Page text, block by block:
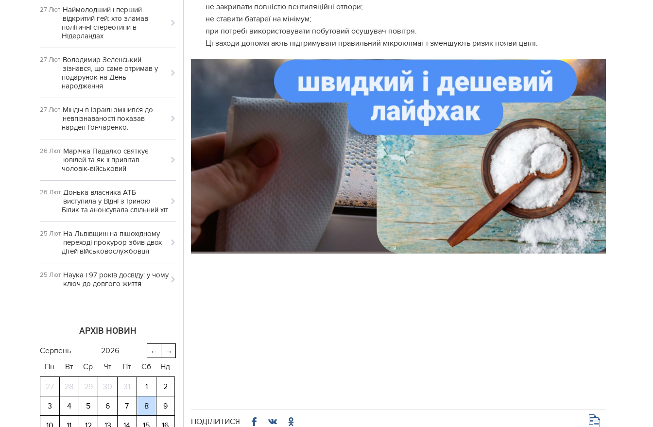
27 Лют Наймолодший і перший
відкритий гей: хто зламав
політичні стереотипи в
Нідерландах
27 Лют Володимир Зеленський
зізнався, що саме отримав у
подарунок на День
народження
27 Лют Міндіч в Ізраїлі змінився до
невпізнаваності показав
нардеп Гончаренко.
26 Лют Марічка Падалко святкує
ювілей та як її привітав
чоловік-військовий
26 Лют Донька власника АТБ
виступила у Відні з Іриною
Білик та анонсувала спільний хіт
25 Лют На Львівщині на пішохідному
переході прокурор збив двох
дітей військовослужбовця
25 Лют Наука і 97 років досвіду: у чому
ключ до довгого життя
АРХІВ НОВИН
→
←
серпень
2026
Пн
Вт Ср Чт Пт Сб Нд
27 28 29 30 31 1
2
3
4 5 6 7 8
9
не закривати повністю вентиляційні отвори;
не ставити батареї на мінімум;
при потребі використовувати побутовий осушувач повітря.
Ці заходи допомагають підтримувати правильний мікроклімат і зменшують ризик появи цвілі.
ПОДІЛИТИСЯ